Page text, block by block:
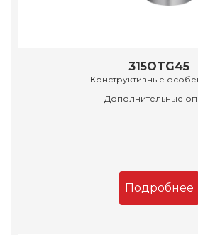
315OTG45
Конструктивные
Дополнительные
Подробнее